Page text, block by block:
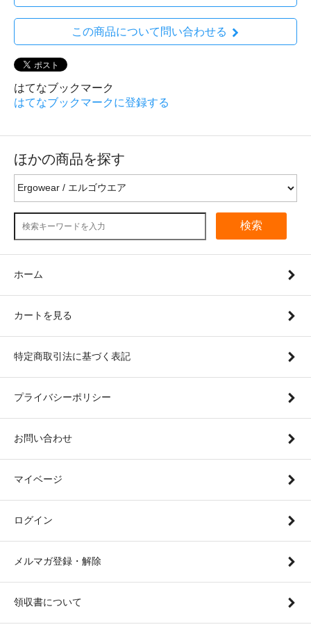
この商品について問い合わせる
はてなブックマーク
はてなブックマークに登録する
ほかの商品を探す
検索
ホーム
カートを見る
特定商取引法に基づく表記
プライバシーポリシー
お問い合わせ
マイベージ
ログイン
メルマガ登録・解除
領収書について